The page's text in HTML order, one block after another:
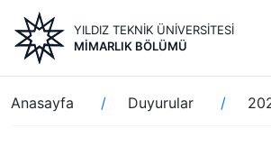
içeriğe
atla
YILDIZ TEKNİK ÜNİVERSİTESİ
MIMARLIK BÖLÜMÜ
Sayfa
yolu
Anasayfa Duyurular